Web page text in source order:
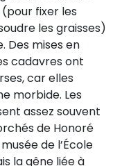
fixer les
les graisses)
Des mises en
cadavres ont
car elles
morbide. Les
assez souvent
de Honoré
de l’École
la gêne liée à